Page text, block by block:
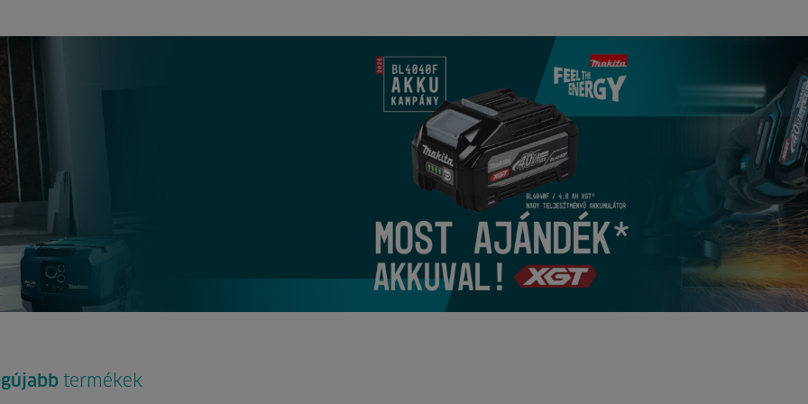
termékek